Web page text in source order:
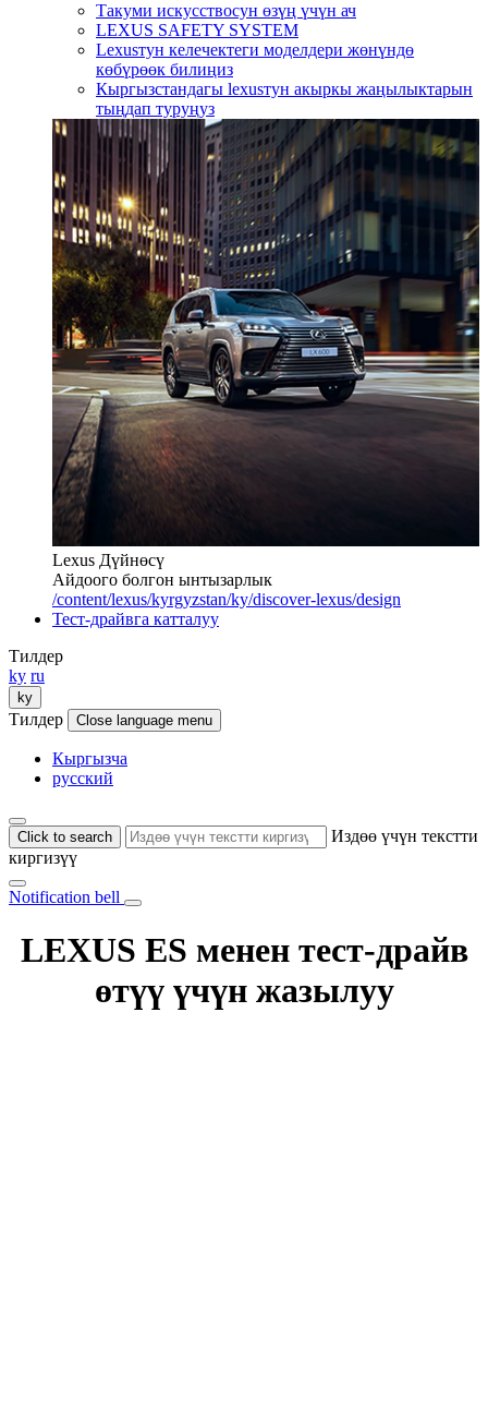
Такуми искусствосун өзүң үчүн ач
LEXUS SAFETY SYSTEM
Lexusтун келечектеги моделдери жөнүндө
көбүрөөк билиңиз
Кыргызстандагы lexusтун акыркы жаңылыктарын
тыңдап туруңуз
Lexus Дүйнөсү
Айдоого болгон ынтызарлык
/content/lexus/kyrgyzstan/ky/discover-lexus/design
Тест-драйвга катталуу
Тилдер
ky ru
ky
Тилдер Close language menu
Кыргызча
русский
Click to search
Издөө үчүн текстти
киргизүү
Notification bell
LEXUS ES менен тест-драйв
өтүү үчүн жазылуу